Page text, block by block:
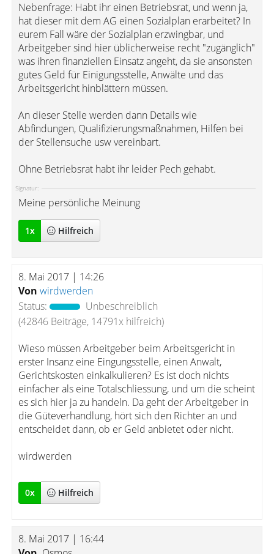
Nebenfrage: Habt ihr einen Betriebsrat, und wenn ja,
hat dieser mit dem AG einen Sozialplan erarbeitet? In
eurem Fall wäre der Sozialplan erzwingbar, und
Arbeitgeber sind hier üblicherweise recht "zugänglich"
was ihren finanziellen Einsatz angeht, da sie ansonsten
gutes Geld für Einigungsstelle, Anwälte und das
Arbeitsgericht hinblättern müssen.
An dieser Stelle werden dann Details wie
Abfindungen, Qualifizierungsmaßnahmen, Hilfen bei
der Stellensuche usw vereinbart.
Ohne Betriebsrat habt ihr leider Pech gehabt.
Signatur:
Meine persönliche Meinung
1x Hilfreich
8. Mai 2017 | 14:26
Von wirdwerden
Status:
Unbeschreiblich
(42846 Beiträge, 14791x hilfreich)
Wieso müssen Arbeitgeber beim Arbeitsgericht in
erster Insanz eine Eingungsstelle, einen Anwalt,
Gerichtskosten einkalkulieren? Es ist doch nichts
einfacher als eine Totalschliessung, und um die scheint
es sich hier ja zu handeln. Da geht der Arbeitgeber in
die Güteverhandlung, hört sich den Richter an und
entscheidet dann, ob er Geld anbietet oder nicht.
wirdwerden
0x Hilfreich
8. Mai 2017 | 16:44